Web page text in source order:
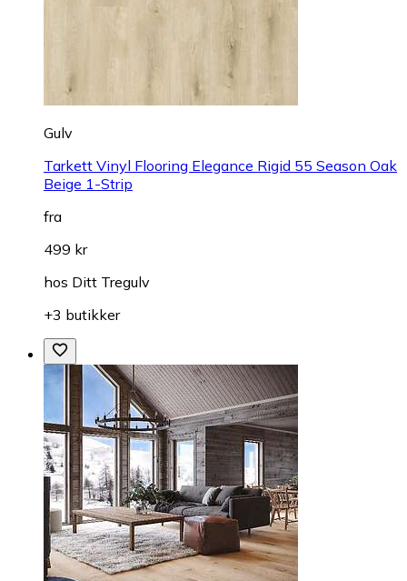
Gulv
Tarkett Vinyl Flooring Elegance Rigid 55 Season Oak
Beige 1-Strip
fra
499 kr
hos Ditt Tregulv
+3 butikker